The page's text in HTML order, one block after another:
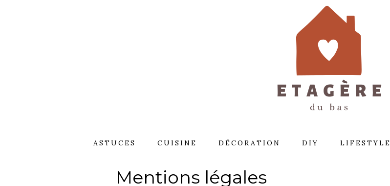
ASTUCES CUISINE DÉCORATION DIY LIFESTYLE
Mentions légales